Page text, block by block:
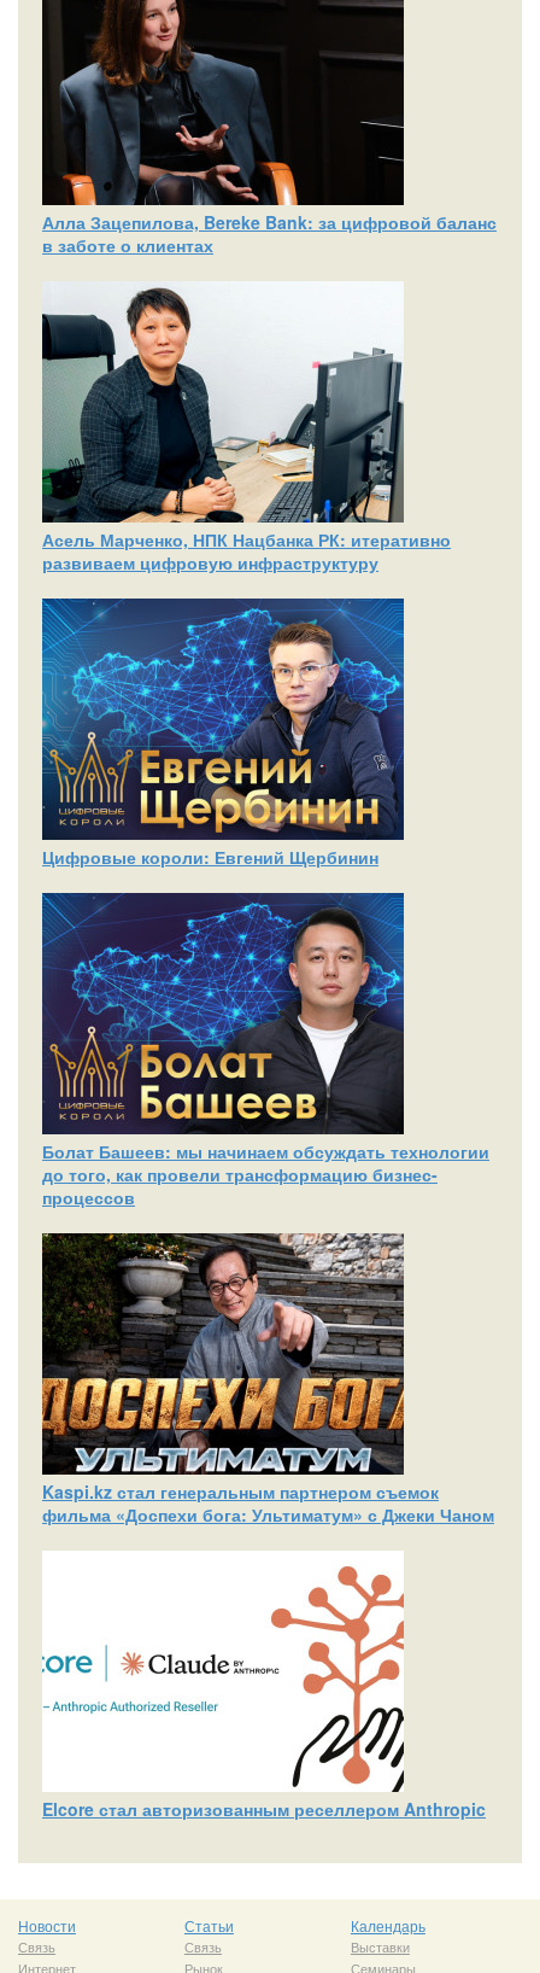
Алла Зацепилова, Bereke Bank: за цифровой баланс
в заботе о клиентах
Асель Марченко, НПК Нацбанка РК: итеративно
развиваем цифровую инфраструктуру
Цифровые короли: Евгений Щербинин
Болат Башеев: мы начинаем обсуждать технологии
до того, как провели трансформацию бизнес-
процессов
Kaspi.kz стал генеральным партнером съемок
фильма «Доспехи бога: Ультиматум» с Джеки Чаном
Elcore стал авторизованным реселлером Anthropic
Новости
Связь
Интернет
Статьи
Связь
Рынок
Календарь
Выставки
Семинары